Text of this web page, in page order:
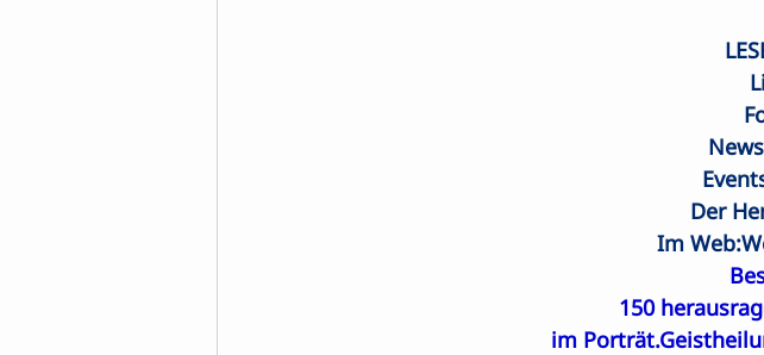
News
Der
Im
150
im